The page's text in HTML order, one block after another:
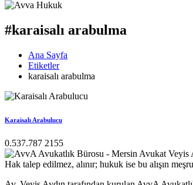
#karaisalı arabulma
Ana Sayfa
Etiketler
karaisalı arabulma
Karaisalı Arabulucu
0.537.787 2155
Hak talep edilmez, alınır; hukuk ise bu alışın